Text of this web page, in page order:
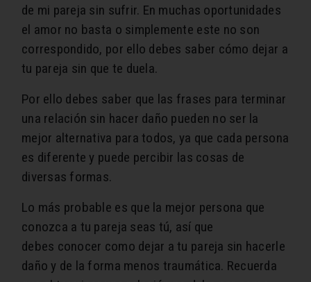
de mi pareja sin sufrir. En muchas oportunidades
el amor no basta o simplemente este no son
correspondido, por ello debes saber cómo dejar a
tu pareja sin que te duela.
Por ello debes saber que las frases para terminar
una relación sin hacer daño pueden no ser la
mejor alternativa para todos, ya que cada persona
es diferente y puede percibir las cosas de
diversas formas.
Lo más probable es que la mejor persona que
conozca a tu pareja seas tú, así que
debes conocer como dejar a tu pareja sin hacerle
daño y de la forma menos traumática. Recuerda